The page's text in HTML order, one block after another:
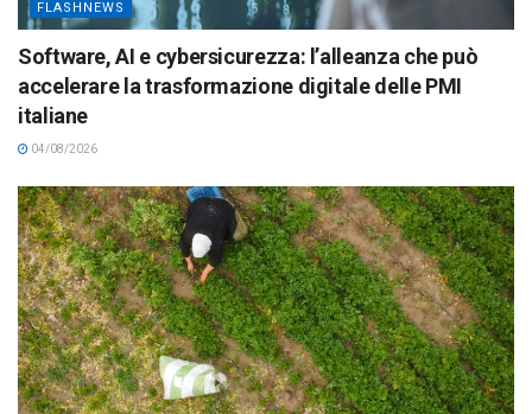
FLASHNEWS
Software, AI e cybersicurezza: l’alleanza che può
accelerare la trasformazione digitale delle PMI
italiane
04/08/2026